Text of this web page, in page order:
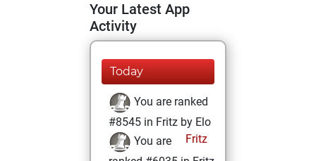
Your Latest App
Activity
Today
You are ranked
#8545 in Fritz by Elo
Fritz
You are